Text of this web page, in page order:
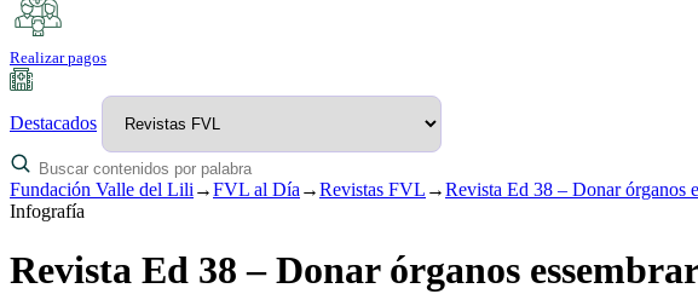
Realizar pagos
Destacados
Fundación Valle del Lili →FVL al Día →Revistas FVL →Revista Ed 38 – Donar órganos
Infografía
Revista Ed 38 – Donar órganos